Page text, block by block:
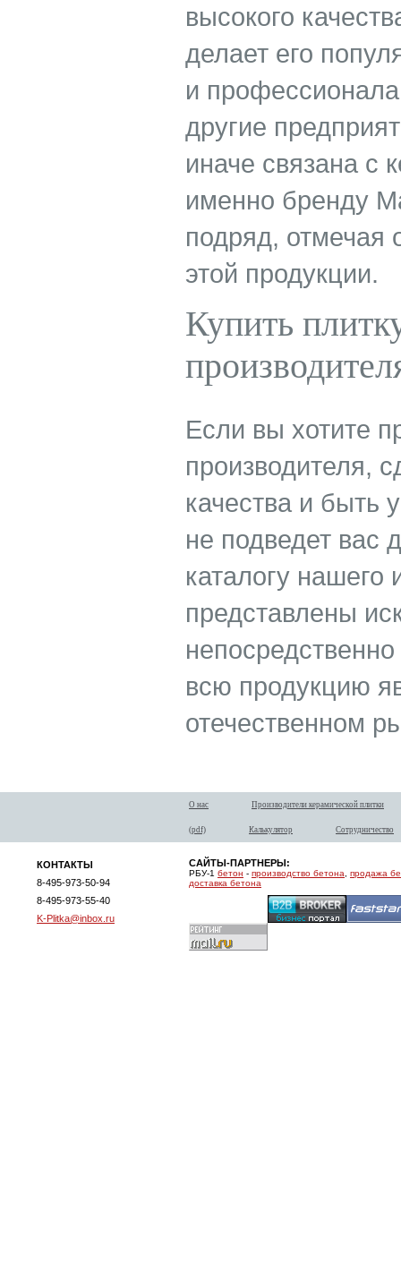
высокого
делает его
и
другие
иначе связана с
именно бренду
подряд, отмечая
этой продукции.
Купить
Если вы хотите
производителя,
качества и быть
не подведет вас
каталогу нашего
представлены
всю продукцию
отечественном
О нас Производители керамической плитки
(pdf) Калькулятор Сотрудничество
КОНТАКТЫ
8-495-973-50-94
8-495-973-55-40
K-Plitka@inbox.ru
САЙТЫ-ПАРТНЕРЫ:
РБУ-1 бетон - производство бетона
продажа
доставка бетона